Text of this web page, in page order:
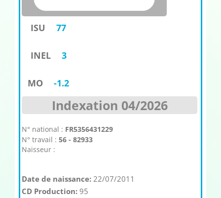
ISU 77
INEL 3
MO -1.2
Indexation 04/2026
N° national : FR5356431229
N° travail : 56 - 82933
Naisseur :
Date de naissance:22/07/2011
CD Production:95